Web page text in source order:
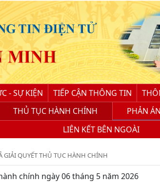
- SỰ KIỆN TIẾP CẬN THÔNG TIN
THỦ TỤC HÀNH CHÍNH PHẢN
LIÊN KẾT BÊN NGOÀI
GIẢI QUYẾT THỦ TỤC HÀNH CHÍNH
chính ngày 06 tháng 5 năm 2026